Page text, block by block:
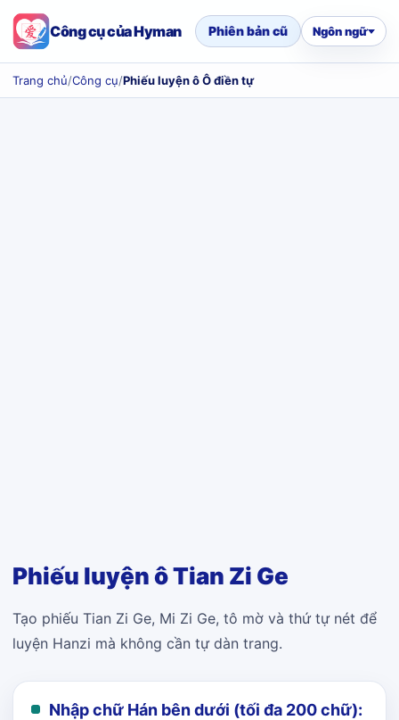
Công cụ của Hyman Phiên bản cũ Ngôn ngữ
Trang chủ/Công cụ/Phiếu luyện ô Ô điền tự
Phiếu luyện ô Tian Zi Ge
Tạo phiếu Tian Zi Ge, Mi Zi Ge, tô mờ và thứ tự nét để
luyện Hanzi mà không cần tự dàn trang.
Nhập chữ Hán bên dưới (tối đa 200 chữ):